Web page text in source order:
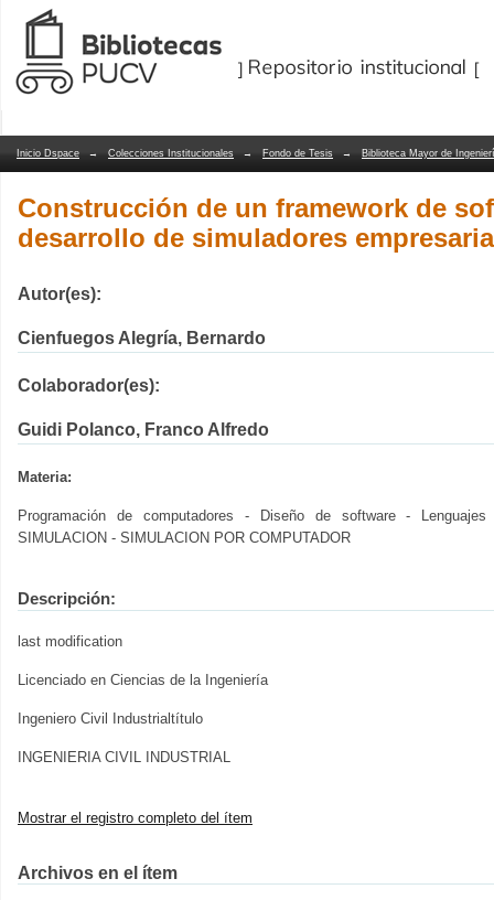
Construcción de un framework de
empresariales
Repositorio Dspace/Manakin
Inicio Dspace → Colecciones Institucionales → Fondo de Tesis → Biblioteca Mayor de
Construcción de un framework de
desarrollo de simuladores
Autor(es):
Cienfuegos Alegría, Bernardo
Colaborador(es):
Guidi Polanco, Franco Alfredo
Materia:
Programación de computadores - Diseño de software -
SIMULACION - SIMULACION POR COMPUTADOR
Descripción:
last modification
Licenciado en Ciencias de la Ingeniería
Ingeniero Civil Industrialtítulo
INGENIERIA CIVIL INDUSTRIAL
Mostrar el registro completo del ítem
Archivos en el ítem